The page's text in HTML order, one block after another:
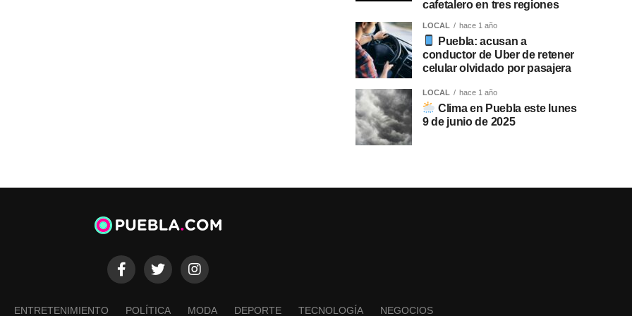
cafetalero en tres regiones
LOCAL hace 1 año
Puebla: acusan a
conductor de Uber de retener
celular olvidado por pasajera
LOCAL hace 1 año
Clima en Puebla este lunes
9 de junio de 2025
ENTRETENIMIENTO POLÍTICA MODA DEPORTE TECNOLOGÍA NEGOCIOS